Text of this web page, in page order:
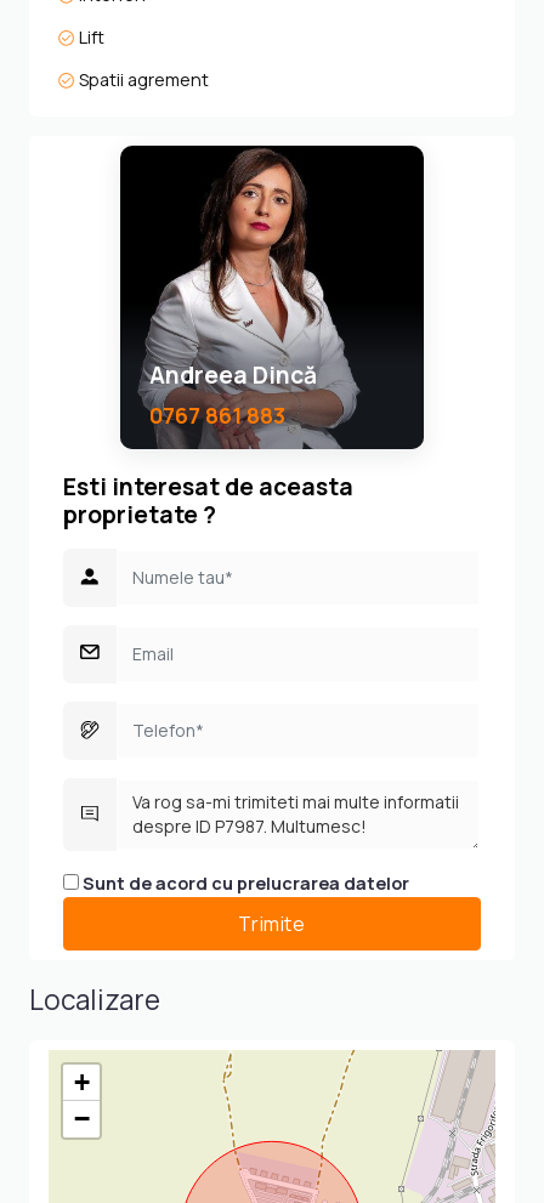
Lift
Spatii agrement
Andreea Dincă
0767 861 883
Esti interesat de aceasta
proprietate ?
Sunt de acord cu prelucrarea datelor
Localizare
+
−